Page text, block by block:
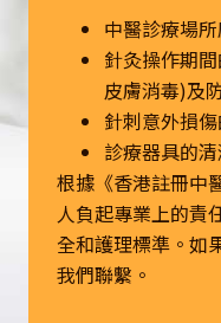
中醫診療場
針灸操作期
皮膚消毒)及
針刺意外損
診療器具的
根據《香港註冊中
人負起專業上的責
全和護理標準。如
我們聯繫。